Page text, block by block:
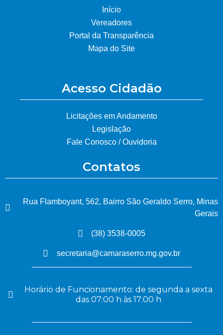
Início
Vereadores
Portal da Transparência
Mapa do Site
Acesso Cidadão
Licitações em Andamento
Legislação
Fale Conosco / Ouvidoria
Contatos
Rua Flamboyant, 562, Bairro São Geraldo Serro, Minas
Gerais
(38) 3538-0005
secretaria@camaraserro.mg.gov.br
Horário de Funcionamento: de segunda a sexta
das 07:00 h às 17:00 h